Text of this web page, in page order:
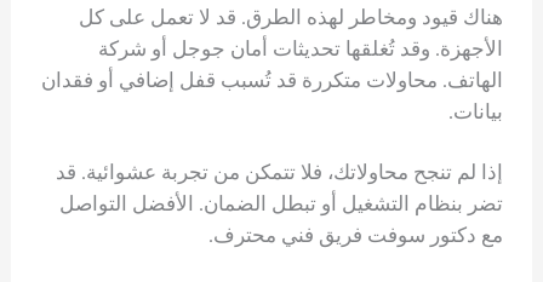
هناك قيود ومخاطر لهذه الطرق. قد لا تعمل على كل
الأجهزة. وقد تُغلقها تحديثات أمان جوجل أو شركة
الهاتف. محاولات متكررة قد تُسبب قفل إضافي أو فقدان
بيانات.
إذا لم تنجح محاولاتك، فلا تتمكن من تجربة عشوائية. قد
تضر بنظام التشغيل أو تبطل الضمان. الأفضل التواصل
مع دكتور سوفت فريق فني محترف.